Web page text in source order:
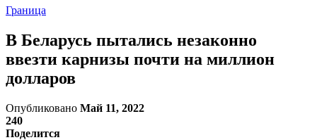
Граница
В Беларусь пытались незаконно
ввезти карнизы почти на миллион
долларов
Опубликовано Май 11, 2022
240
Поделится